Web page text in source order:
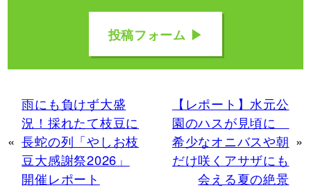
投稿フォーム ▶
«
雨にも負けず大盛
況！採れたて枝豆に
長蛇の列「やしお枝
豆大感謝祭2026」
開催レポート
【レポート】水元公
園のハスが見頃に
希少なオニバスや朝
だけ咲くアサザにも
会える夏の絶景
»